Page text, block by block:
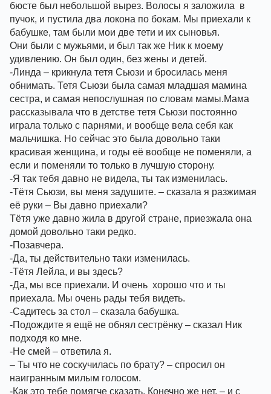
бюсте был небольшой вырез. Волосы я заложила  в
пучок, и пустила два локона по бокам. Мы приехали к
бабушке, там были мои две тети и их сыновья.
Они были с мужьями, и был так же Ник к моему
удивлению. Он был один, без жены и детей.
-Линда – крикнула тетя Сьюзи и бросилась меня
обнимать. Тетя Сьюзи была самая младшая мамина
сестра, и самая непослушная по словам мамы.Мама
рассказывала что в детстве тетя Сьюзи постоянно
играла только с парнями, и вообще вела себя как
мальчишка. Но сейчас это была довольно таки
красивая женщина, и годы её вообще не поменяли, а
если и поменяли то только в лучшую сторону.
-Я так тебя давно не видела, ты так изменилась.
-Тётя Сьюзи, вы меня задушите. – сказала я разжимая
её руки – Вы давно приехали?
Тётя уже давно жила в другой стране, приезжала она
домой довольно таки редко.
-Позавчера.
-Да, ты действительно таки изменилась.
-Тётя Лейла, и вы здесь?
-Да, мы все приехали. И очень  хорошо что и ты
приехала. Мы очень рады тебя видеть.
-Садитесь за стол – сказала бабушка.
-Подождите я ещё не обнял сестрёнку – сказал Ник
подходя ко мне.
-Не смей – ответила я.
– Ты что не соскучилась по брату? – спросил он
наигранным милым голосом.
-Как это тебе помягче сказать. Конечно же нет. – и с